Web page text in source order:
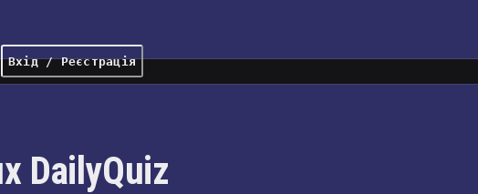
Вхід / Реєстрація
DailyQuiz